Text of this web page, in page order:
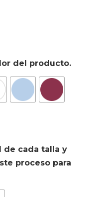
del producto.
de cada talla y
proceso para